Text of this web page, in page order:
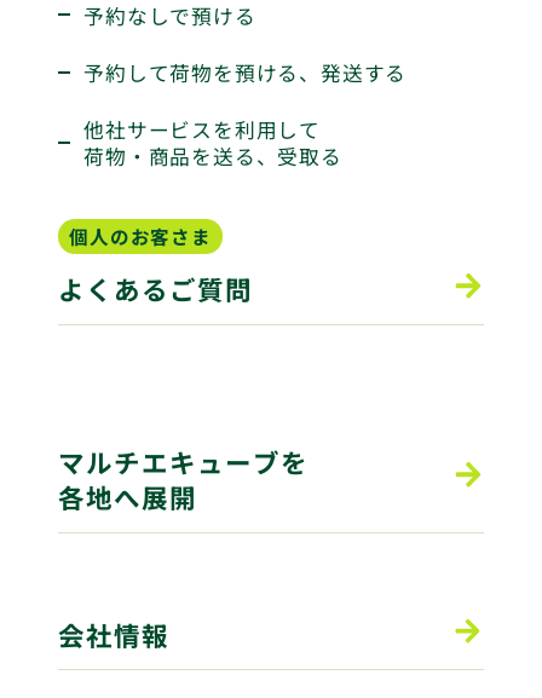
予約なしで預ける
予約して荷物を預ける、発送する
他社サービスを利用して
荷物・商品を送る、受取る
個人のお客さま
よくあるご質問
マルチエキューブを
各地へ展開
会社情報